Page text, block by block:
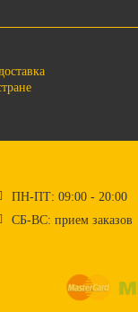
ПН-ПТ: 09:00 - 20:00
СБ-ВС: прием заказов